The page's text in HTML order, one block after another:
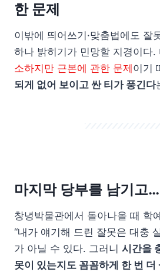
한 문제
이밖에 띄어쓰기·맞춤법에도 잘
하나 밝히기가 민망할 지경이다.
소하지만 근본에 관한 문제 이기
되게 없어 보이고 싼 티가 풍긴다
마지막 당부를 남기고…
창녕박물관에서 돌아나올 때 학
“내가 얘기해 드린 잘못은 대충
가 아닐 수 있다. 그러니 시간을
못이 있는지도 꼼꼼하게 한 번 더